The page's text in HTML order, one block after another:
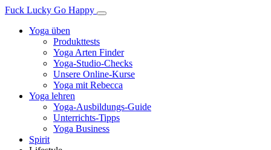
Fuck Lucky Go Happy
Yoga üben
Produkttests
Yoga Arten Finder
Yoga-Studio-Checks
Unsere Online-Kurse
Yoga mit Rebecca
Yoga lehren
Yoga-Ausbildungs-Guide
Unterrichts-Tipps
Yoga Business
Spirit